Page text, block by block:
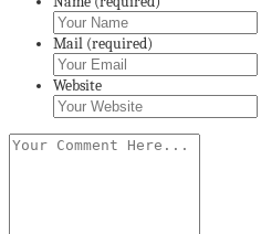
Mail (required)
Website